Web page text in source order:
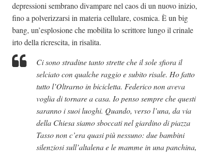
depressioni sembrano divampare nel caos di un nuovo inizio,
fino a polverizzarsi in materia cellulare, cosmica. È un big
bang, un’esplosione che mobilita lo scrittore lungo il crinale
irto della ricrescita, in risalita.
Ci sono stradine tanto strette che il sole sfiora il
selciato con qualche raggio e subito risale. Ho fatto
tutto l’Oltrarno in bicicletta. Federico non aveva
voglia di tornare a casa. Io penso sempre che questi
saranno i suoi luoghi. Quando, verso l’una, da via
della Chiesa siamo sboccati nel giardino di piazza
Tasso non c’era quasi più nessuno: due bambini
silenziosi sull’altalena e le mamme in una panchina,